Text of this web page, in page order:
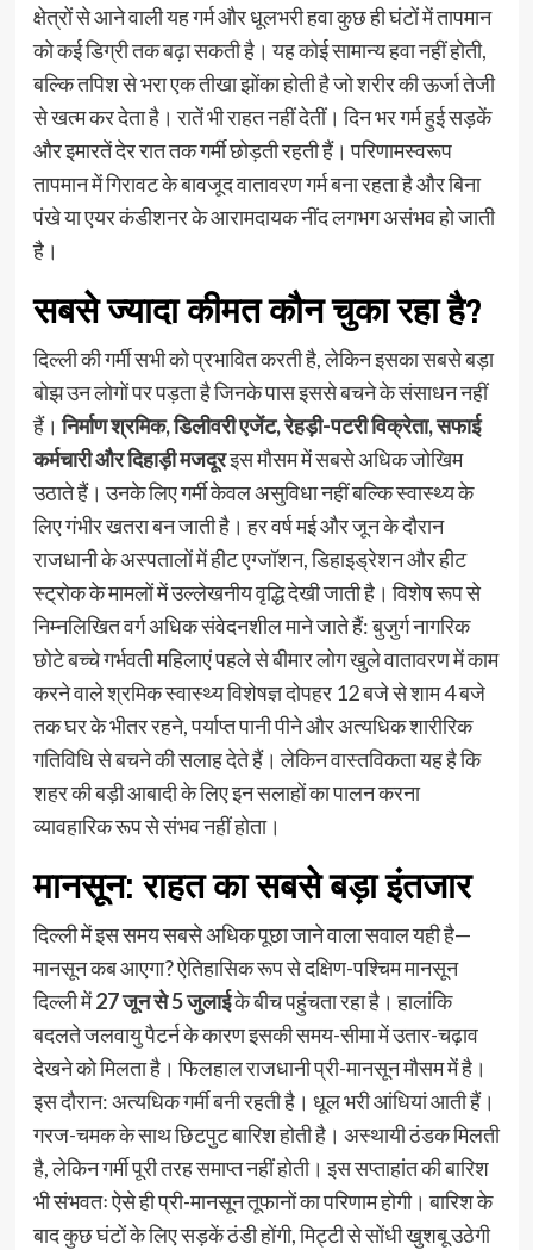
क्षेत्रों से आने वाली यह गर्म और धूलभरी हवा कुछ ही घंटों में तापमान
को कई डिग्री तक बढ़ा सकती है। यह कोई सामान्य हवा नहीं होती,
बल्कि तपिश से भरा एक तीखा झोंका होती है जो शरीर की ऊर्जा तेजी
से खत्म कर देता है। रातें भी राहत नहीं देतीं। दिन भर गर्म हुई सड़कें
और इमारतें देर रात तक गर्मी छोड़ती रहती हैं। परिणामस्वरूप
तापमान में गिरावट के बावजूद वातावरण गर्म बना रहता है और बिना
पंखे या एयर कंडीशनर के आरामदायक नींद लगभग असंभव हो जाती
है।
सबसे ज्यादा कीमत कौन चुका रहा है?
दिल्ली की गर्मी सभी को प्रभावित करती है, लेकिन इसका सबसे बड़ा
बोझ उन लोगों पर पड़ता है जिनके पास इससे बचने के संसाधन नहीं
हैं।निर्माण श्रमिक, डिलीवरी एजेंट, रेहड़ी-पटरी विक्रेता, सफाई
कर्मचारी और दिहाड़ी मजदूरइस मौसम में सबसे अधिक जोखिम
उठाते हैं। उनके लिए गर्मी केवल असुविधा नहीं बल्कि स्वास्थ्य के
लिए गंभीर खतरा बन जाती है। हर वर्ष मई और जून के दौरान
राजधानी के अस्पतालों में हीट एग्जॉशन, डिहाइड्रेशन और हीट
स्ट्रोक के मामलों में उल्लेखनीय वृद्धि देखी जाती है। विशेष रूप से
निम्नलिखित वर्ग अधिक संवेदनशील माने जाते हैं: बुजुर्ग नागरिक
छोटे बच्चे गर्भवती महिलाएं पहले से बीमार लोग खुले वातावरण में काम
करने वाले श्रमिक स्वास्थ्य विशेषज्ञ दोपहर 12 बजे से शाम 4 बजे
तक घर के भीतर रहने, पर्याप्त पानी पीने और अत्यधिक शारीरिक
गतिविधि से बचने की सलाह देते हैं। लेकिन वास्तविकता यह है कि
शहर की बड़ी आबादी के लिए इन सलाहों का पालन करना
व्यावहारिक रूप से संभव नहीं होता।
मानसून: राहत का सबसे बड़ा इंतजार
दिल्ली में इस समय सबसे अधिक पूछा जाने वाला सवाल यही है—
मानसून कब आएगा? ऐतिहासिक रूप से दक्षिण-पश्चिम मानसून
दिल्ली में27 जून से 5 जुलाईके बीच पहुंचता रहा है। हालांकि
बदलते जलवायु पैटर्न के कारण इसकी समय-सीमा में उतार-चढ़ाव
देखने को मिलता है। फिलहाल राजधानी प्री-मानसून मौसम में है।
इस दौरान: अत्यधिक गर्मी बनी रहती है। धूल भरी आंधियां आती हैं।
गरज-चमक के साथ छिटपुट बारिश होती है। अस्थायी ठंडक मिलती
है, लेकिन गर्मी पूरी तरह समाप्त नहीं होती। इस सप्ताहांत की बारिश
भी संभवतः ऐसे ही प्री-मानसून तूफानों का परिणाम होगी। बारिश के
बाद कुछ घंटों के लिए सड़कें ठंडी होंगी, मिट्टी से सोंधी खुशबू उठेगी